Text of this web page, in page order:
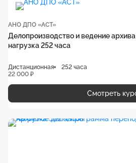
АНО ДПО «АСТ»
Делопроизводство и ведение
нагрузка 252 часа
Дистанционная
252 часа
22 000 ₽
Смотреть